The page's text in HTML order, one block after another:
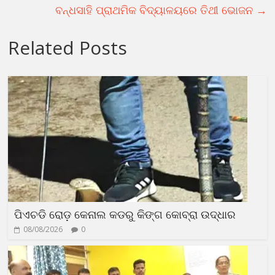
ବନ୍ଧସାହି ପ୍ରାଥମିକ ବିଦ୍ୟାଳୟରେ ତିଥୀ ଭୋଜନ →
Related Posts
ପିଏଚଡି ରୋଡ଼ କେନାଲ କଡରୁ କିଙ୍ଗ କୋବ୍ରା ଉଦ୍ଧାର
08/08/2026 0